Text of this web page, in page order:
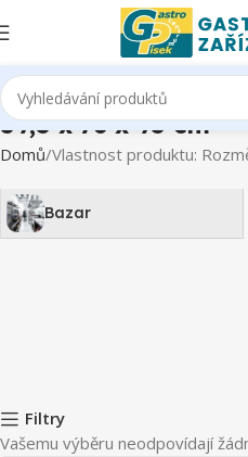
59,5 x 76 x 95 cm
Domů Vlastnost produktu:
Bazar
Filtry
Vašemu výběru neodpovídají